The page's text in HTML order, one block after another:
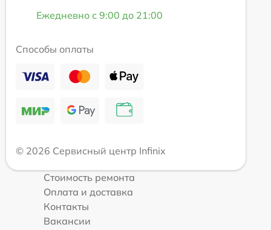
Ежедневно с 9:00 до 21:00
Способы оплаты
© 2026 Сервисный центр Infinix
Стоимость ремонта
Оплата и доставка
Контакты
Вакансии